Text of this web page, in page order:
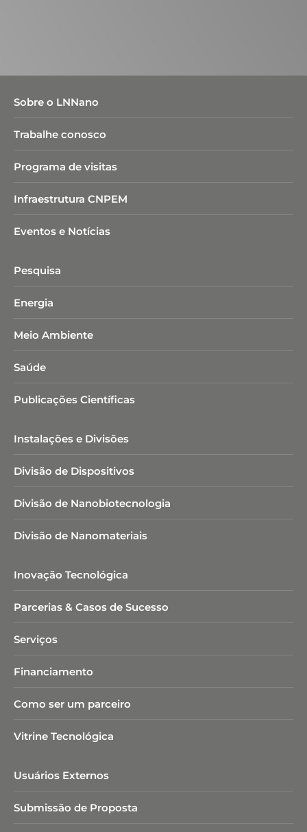
Sobre o LNNano
Trabalhe conosco
Programa de visitas
Infraestrutura CNPEM
Eventos e Notícias
Pesquisa
Energia
Meio Ambiente
Saúde
Publicações Científicas
Instalações e Divisões
Divisão de Dispositivos
Divisão de Nanobiotecnologia​
Divisão de Nanomateriais
Inovação Tecnológica
Parcerias & Casos de Sucesso
Serviços
Financiamento
Como ser um parceiro
Vitrine Tecnológica
Usuários Externos
Submissão de Proposta